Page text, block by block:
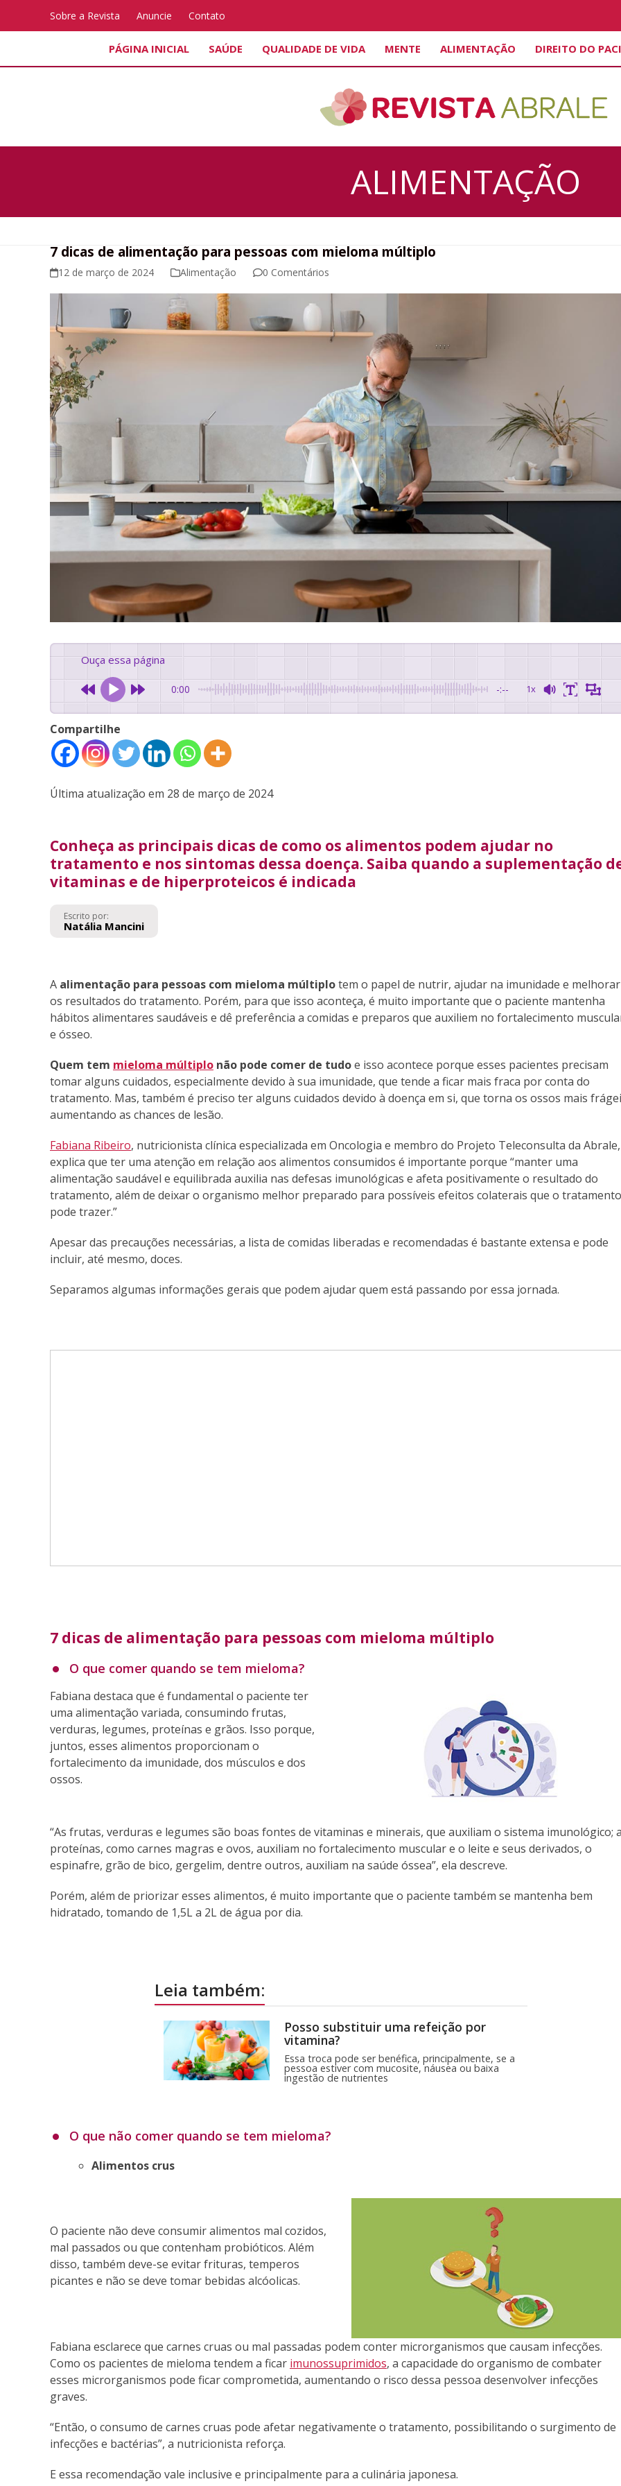
Sobre a Revista Anuncie Contato
PÁGINA INICIAL SAÚDE QUALIDADE DE VIDA MENTE ALIMENTAÇÃO DIREITO DO
ALIMENTAÇÃO
7 dicas de alimentação para pessoas com mieloma múltiplo
12 de março de 2024 Alimentação 0 Comentários
Ouça essa página
0:00 -:-- 1x
Compartilhe
Última atualização em 28 de março de 2024
Conheça as principais dicas de como os alimentos podem ajudar no
tratamento e nos sintomas dessa doença. Saiba quando a suplementação
vitaminas e de hiperproteicos é indicada
Escrito por:
Natália Mancini
A alimentação para pessoas com mieloma múltiplotem o papel de nutrir, ajudar na imunidade e melhorar
os resultados do tratamento. Porém, para que isso aconteça, é muito importante que o paciente mantenha
hábitos alimentares saudáveis e dê preferência a comidas e preparos que auxiliem no fortalecimento
e ósseo.
Quem tem mieloma múltiplo não pode comer de tudoe isso acontece porque esses pacientes precisam
tomar alguns cuidados, especialmente devido à sua imunidade, que tende a ficar mais fraca por conta do
tratamento. Mas, também é preciso ter alguns cuidados devido à doença em si, que torna os ossos mais
aumentando as chances de lesão.
Fabiana Ribeiro, nutricionista clínica especializada em Oncologia e membro do Projeto Teleconsulta da Abrale,
explica que ter uma atenção em relação aos alimentos consumidos é importante porque “manter uma
alimentação saudável e equilibrada auxilia nas defesas imunológicas e afeta positivamente o resultado do
tratamento, além de deixar o organismo melhor preparado para possíveis efeitos colaterais que o tratamento
pode trazer.”
Apesar das precauções necessárias, a lista de comidas liberadas e recomendadas é bastante extensa e pode
incluir, até mesmo, doces.
Separamos algumas informações gerais que podem ajudar quem está passando por essa jornada.
7 dicas de alimentação para pessoas com mieloma múltiplo
O que comer quando se tem mieloma?
Fabiana destaca que é fundamental o paciente ter
uma alimentação variada, consumindo frutas,
verduras, legumes, proteínas e grãos. Isso porque,
juntos, esses alimentos proporcionam o
fortalecimento da imunidade, dos músculos e dos
ossos.
“As frutas, verduras e legumes são boas fontes de vitaminas e minerais, que auxiliam o sistema imunológico;
proteínas, como carnes magras e ovos, auxiliam no fortalecimento muscular e o leite e seus derivados, o
espinafre, grão de bico, gergelim, dentre outros, auxiliam na saúde óssea”, ela descreve.
Porém, além de priorizar esses alimentos, é muito importante que o paciente também se mantenha bem
hidratado, tomando de 1,5L a 2L de água por dia.
Leia também:
Posso substituir uma refeição por
vitamina?
Essa troca pode ser benéfica, principalmente, se a
pessoa estiver com mucosite, náusea ou baixa
ingestão de nutrientes
O que não comer quando se tem mieloma?
Alimentos crus
O paciente não deve consumir alimentos mal cozidos,
mal passados ou que contenham probióticos. Além
disso, também deve-se evitar frituras, temperos
picantes e não se deve tomar bebidas alcóolicas.
Fabiana esclarece que carnes cruas ou mal passadas podem conter microrganismos que causam infecções.
Como os pacientes de mieloma tendem a ficar imunossuprimidos, a capacidade do organismo de combater
esses microrganismos pode ficar comprometida, aumentando o risco dessa pessoa desenvolver infecções
graves.
“Então, o consumo de carnes cruas pode afetar negativamente o tratamento, possibilitando o surgimento de
infecções e bactérias”, a nutricionista reforça.
E essa recomendação vale inclusive e principalmente para a culinária japonesa.